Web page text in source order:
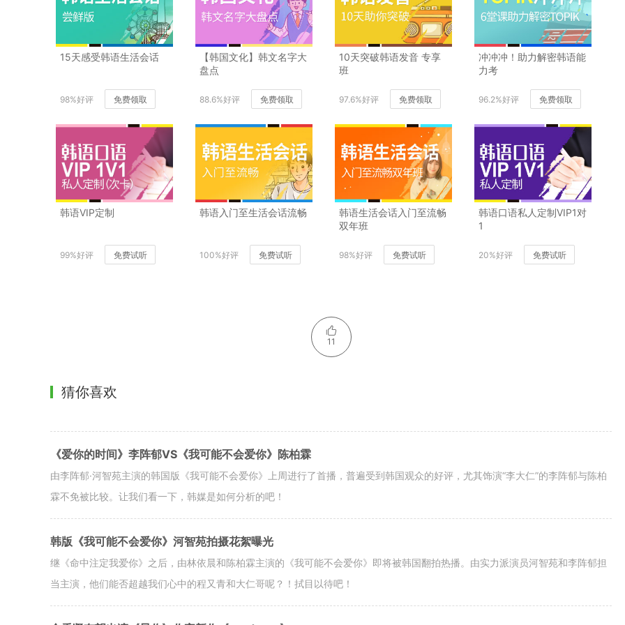
15天感受韩语生活会话
98%好评 免费领取
【韩国文化】韩文名字大
盘点
88.6%好评 免费领取
10天突破韩语发音 专享
班
97.6%好评 免费领取
冲冲冲！助力解密韩语能
力考
96.2%好评 免费领取
韩语VIP定制
99%好评 免费试听
韩语入门至生活会话流畅
100%好评 免费试听
韩语生活会话入门至流畅
双年班
98%好评 免费试听
韩语口语私人定制VIP1对
1
20%好评 免费试听
11
猜你喜欢
《爱你的时间》李阵郁VS《我可能不会爱你》陈柏霖
由李阵郁·河智苑主演的韩国版《我可能不会爱你》上周进行了首播，普遍受到韩国观众的好评，尤其饰演“李大仁”的李阵郁与陈柏
霖不免被比较。让我们看一下，韩媒是如何分析的吧！
韩版《我可能不会爱你》河智苑拍摄花絮曝光
继《命中注定我爱你》之后，由林依晨和陈柏霖主演的《我可能不会爱你》即将被韩国翻拍热播。由实力派演员河智苑和李阵郁担
当主演，他们能否超越我们心中的程又青和大仁哥呢？！拭目以待吧！